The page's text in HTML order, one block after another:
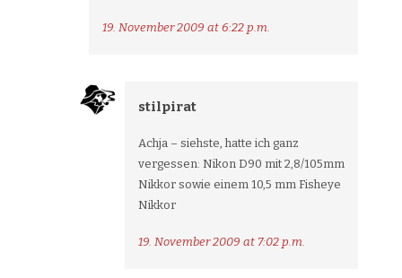
19. November 2009 at 6:22 p.m.
stilpirat
Achja – siehste, hatte ich ganz
vergessen: Nikon D90 mit 2,8/105mm
Nikkor sowie einem 10,5 mm Fisheye
Nikkor
19. November 2009 at 7:02 p.m.